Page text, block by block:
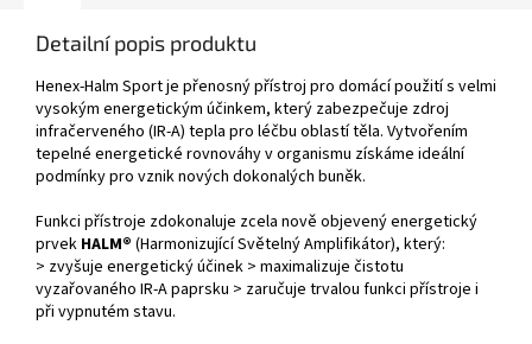
Detailní popis produktu
Henex-Halm Sport je přenosný přístroj pro domácí použití s velmi
vysokým energetickým účinkem, který zabezpečuje zdroj
infračerveného (IR-A) tepla pro léčbu oblastí těla. Vytvořením
tepelné energetické rovnováhy v organismu získáme ideální
podmínky pro vznik nových dokonalých buněk.
Funkci přístroje zdokonaluje zcela nově objevený energetický
prvek HALM® (Harmonizující Světelný Amplifikátor), který:
> zvyšuje energetický účinek > maximalizuje čistotu
vyzařovaného IR-A paprsku > zaručuje trvalou funkci přístroje i
při vypnutém stavu.